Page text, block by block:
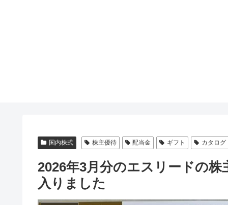
国内株式 株主優待 配当金 ギフト カタログ
2026年3月分のエスリードの
入りました